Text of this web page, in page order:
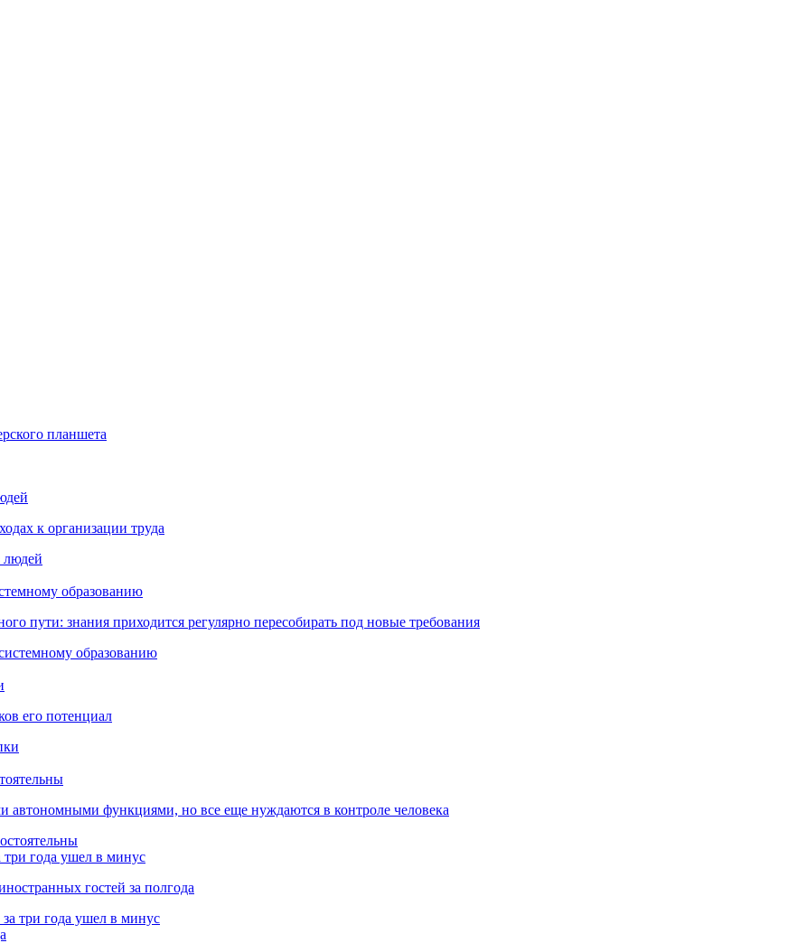
планшета
к организации труда
образованию
пути: знания приходится регулярно пересобирать под новые требования
его потенциал
автономными функциями, но все еще нуждаются в контроле человека
года ушел в минус
гостей за полгода